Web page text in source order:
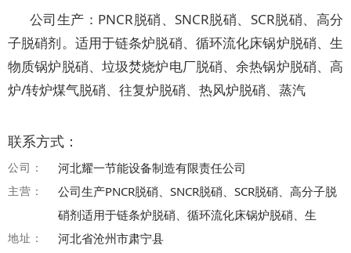
公司生产：PNCR脱硝、SNCR脱硝、SCR脱硝、高分
子脱硝剂。适用于链条炉脱硝、循环流化床锅炉脱硝、生
物质锅炉脱硝、垃圾焚烧炉电厂脱硝、余热锅炉脱硝、高
炉/转炉煤气脱硝、往复炉脱硝、热风炉脱硝、蒸汽
联系方式：
公司： 河北耀一节能设备制造有限责任公司
主营：
公司生产PNCR脱硝、SNCR脱硝、SCR脱硝、高分子脱
硝剂适用于链条炉脱硝、循环流化床锅炉脱硝、生
地址： 河北省沧州市肃宁县